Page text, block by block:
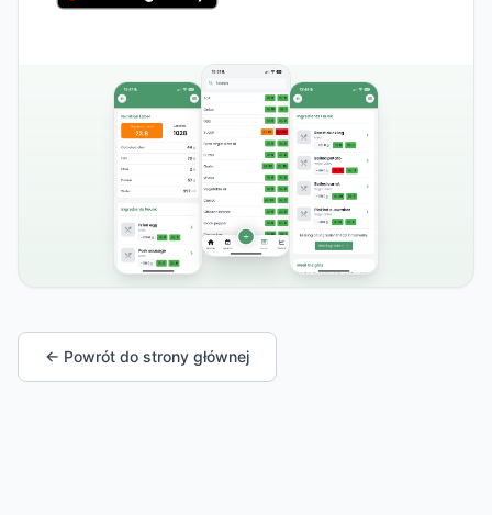
← Powrót do strony głównej